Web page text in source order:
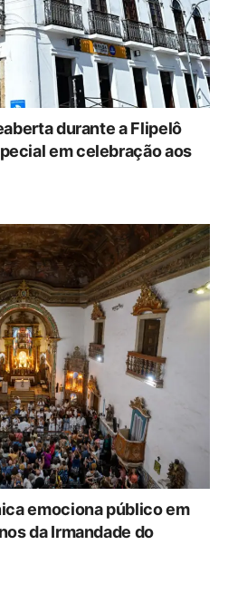
durante a Flipelô
em celebração aos
emociona público em
da Irmandade do